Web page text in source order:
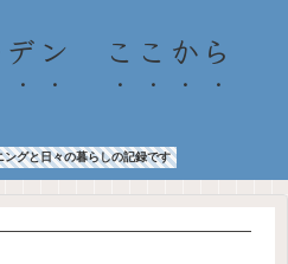
デン ここから
ングと日々の暮らしの記録です